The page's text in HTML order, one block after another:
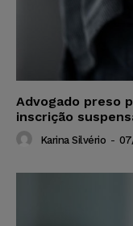
Advogado preso
inscrição
Karina Silvério -